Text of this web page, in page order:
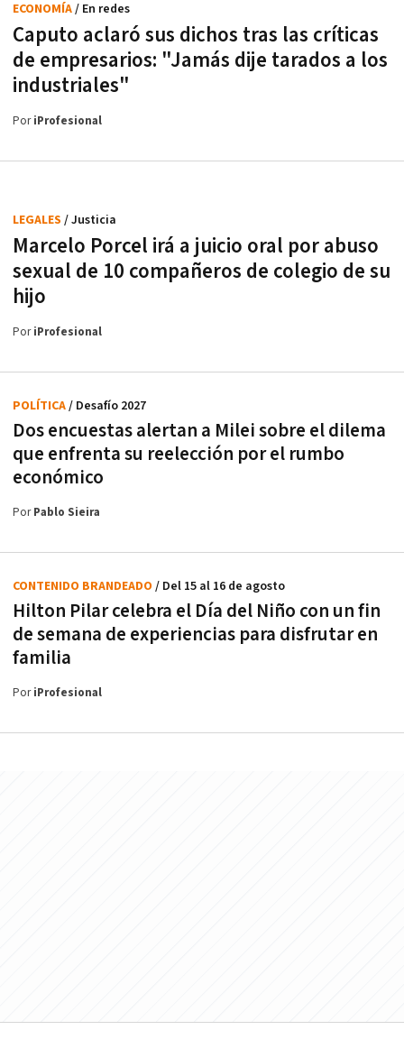
Caputo aclaró sus dichos tras las críticas
de empresarios: "Jamás dije tarados a los
industriales"
ECONOMÍA/ En redes
PoriProfesional
Marcelo Porcel irá a juicio oral por abuso
sexual de 10 compañeros de colegio de su
hijo
LEGALES / Justicia
PoriProfesional
Dos encuestas alertan a Milei sobre el dilema
que enfrenta su reelección por el rumbo
económico
POLÍTICA/ Desafío 2027
PorPablo Sieira
Hilton Pilar celebra el Día del Niño con un fin
de semana de experiencias para disfrutar en
familia
CONTENIDO BRANDEADO / Del 15 al 16 de agosto
PoriProfesional